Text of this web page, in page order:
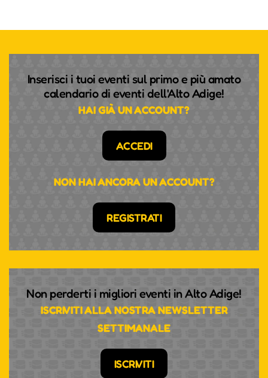
Inserisci i tuoi eventi sul primo e più amato
calendario di eventi dell'Alto Adige!
HAI GIÀ UN ACCOUNT?
ACCEDI
NON HAI ANCORA UN ACCOUNT?
REGISTRATI
Non perderti i migliori eventi in Alto Adige!
ISCRIVITI ALLA NOSTRA NEWSLETTER
SETTIMANALE
ISCRIVITI